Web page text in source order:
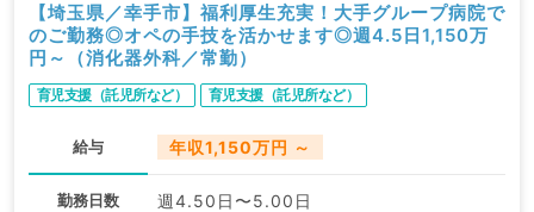
【埼玉県／幸手市】福利厚生充実！大手グループ病院で
のご勤務◎オペの手技を活かせます◎週4.5日1,150万
円～（消化器外科／常勤）
育児支援（託児所など） 育児支援（託児所など）
給与 年収1,150万円 ～
勤務日数 週4.50日〜5.00日